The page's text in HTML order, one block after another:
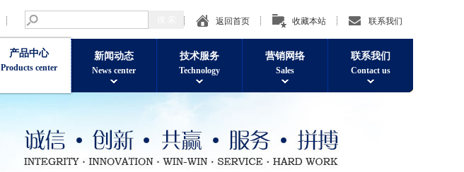
返回首页 收藏本站 联系我们
产品中心
Products center
新闻动态
News center
技术服务
Technology
营销网络
Sales
联系我们
Contact us